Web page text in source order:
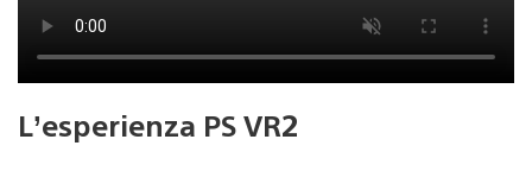
L’esperienza PS VR2